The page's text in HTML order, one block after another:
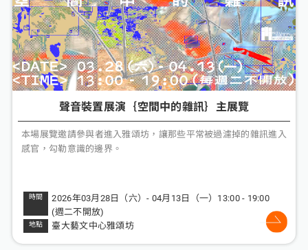
聲音裝置展演｛空間中的雜訊｝主展覽
本場展覽邀請參與者進入雅頌坊，讓那些平常被過濾掉的雜訊進入
感官，勾勒意識的邊界。
2026年03月28日（六）- 04月13日（一）13:00 - 19:00
(週二不開放)
臺大藝文中心雅頌坊